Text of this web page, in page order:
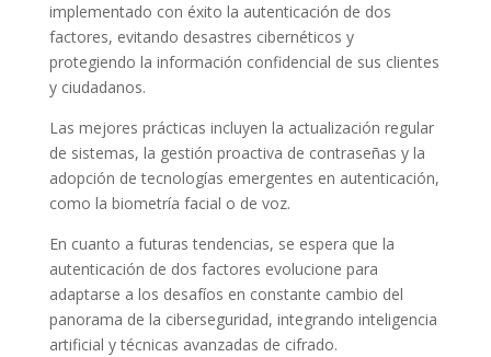
implementado con éxito la autenticación de dos
factores, evitando desastres cibernéticos y
protegiendo la información confidencial de sus clientes
y ciudadanos.
Las mejores prácticas incluyen la actualización regular
de sistemas, la gestión proactiva de contraseñas y la
adopción de tecnologías emergentes en autenticación,
como la biometría facial o de voz.
En cuanto a futuras tendencias, se espera que la
autenticación de dos factores evolucione para
adaptarse a los desafíos en constante cambio del
panorama de la ciberseguridad, integrando inteligencia
artificial y técnicas avanzadas de cifrado.